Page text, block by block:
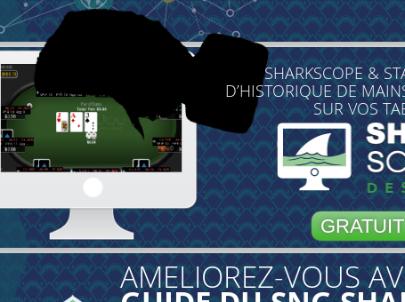
SHARKSCOPE &
D’HISTORIQUE DE
SUR VOS
AMELIOREZ-VOUS